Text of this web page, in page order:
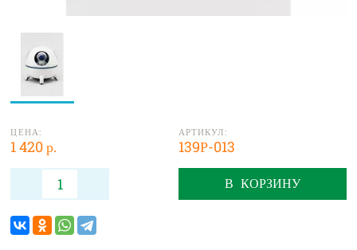
ЦЕНА:
1 420 р.
АРТИКУЛ:
139Р-013
В КОРЗИНУ